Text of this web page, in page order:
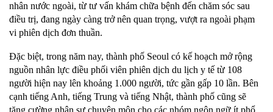
nhân nước ngoài, từ tư vấn khám chữa bệnh đến chăm sóc sau
điều trị, đang ngày càng trở nên quan trọng, vượt ra ngoài phạm
vi phiên dịch đơn thuần.
Đặc biệt, trong năm nay, thành phố Seoul có kế hoạch mở rộng
nguồn nhân lực điều phối viên phiên dịch du lịch y tế từ 108
người hiện nay lên khoảng 1.000 người, tức gần gấp 10 lần. Bên
cạnh tiếng Anh, tiếng Trung và tiếng Nhật, thành phố cũng sẽ
tăng cường nhân sự chuyên môn cho các nhóm ngôn ngữ ít phổ